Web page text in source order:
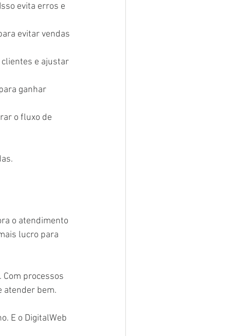
evita erros e
evitar vendas
e ajustar
ganhar
o fluxo de
o atendimento
lucro para
processos
atender bem.
E o DigitalWeb